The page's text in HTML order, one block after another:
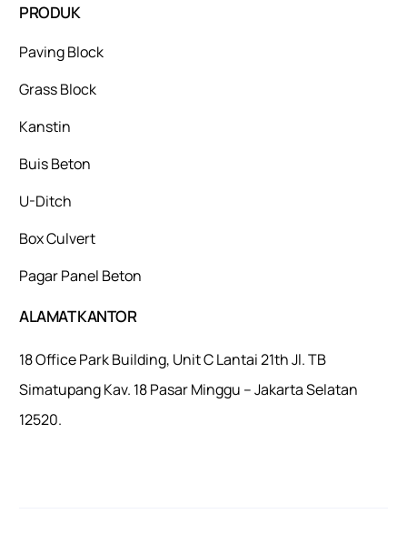
PRODUK
Paving Block
Grass Block
Kanstin
Buis Beton
U-Ditch
Box Culvert
Pagar Panel Beton
ALAMAT KANTOR
18 Office Park Building, Unit C Lantai 21th Jl. TB
Simatupang Kav. 18 Pasar Minggu – Jakarta Selatan
12520.